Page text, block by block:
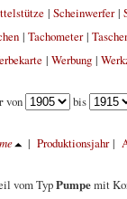
| Scheinwerfer|
| Tachometer|
| Werbung|
von bis
| Produktionsjahr|
vom TypPumpemit